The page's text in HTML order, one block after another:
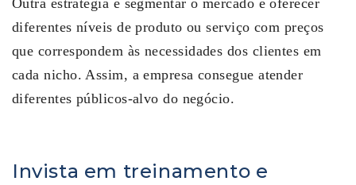
Outra estratégia é segmentar o mercado e oferecer
diferentes níveis de produto ou serviço com preços
que correspondem às necessidades dos clientes em
cada nicho. Assim, a empresa consegue atender
diferentes públicos-alvo do negócio.
Invista em treinamento e